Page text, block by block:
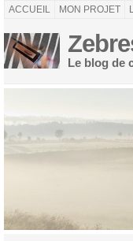
ACCUEIL MON PROJET
Le blog de